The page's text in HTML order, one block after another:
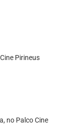
Pirineus
no Palco Cine